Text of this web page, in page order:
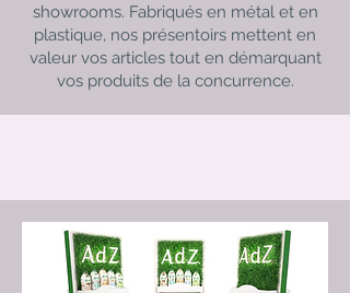
showrooms. Fabriqués en métal et en
plastique, nos présentoirs mettent en
valeur vos articles tout en démarquant
vos produits de la concurrence.